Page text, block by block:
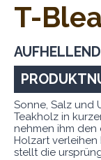
T-
Sonne, Salz und
Teakholz in
nehmen ihm den
Holzart verleihen
stellt die